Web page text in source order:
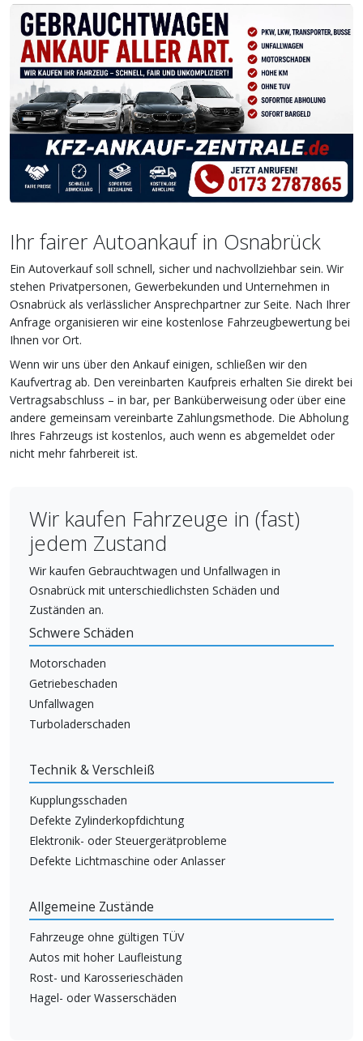
Ihr fairer Autoankauf in Osnabrück
Ein Autoverkauf soll schnell, sicher und nachvollziehbar sein. Wir
stehen Privatpersonen, Gewerbekunden und Unternehmen in
Osnabrück als verlässlicher Ansprechpartner zur Seite. Nach Ihrer
Anfrage organisieren wir eine kostenlose Fahrzeugbewertung bei
Ihnen vor Ort.
Wenn wir uns über den Ankauf einigen, schließen wir den
Kaufvertrag ab. Den vereinbarten Kaufpreis erhalten Sie direkt bei
Vertragsabschluss – in bar, per Banküberweisung oder über eine
andere gemeinsam vereinbarte Zahlungsmethode. Die Abholung
Ihres Fahrzeugs ist kostenlos, auch wenn es abgemeldet oder
nicht mehr fahrbereit ist.
Wir kaufen Fahrzeuge in (fast)
jedem Zustand
Wir kaufen Gebrauchtwagen und Unfallwagen in
Osnabrück mit unterschiedlichsten Schäden und
Zuständen an.
Schwere Schäden
Motorschaden
Getriebeschaden
Unfallwagen
Turboladerschaden
Technik & Verschleiß
Kupplungsschaden
Defekte Zylinderkopfdichtung
Elektronik- oder Steuergerätprobleme
Defekte Lichtmaschine oder Anlasser
Allgemeine Zustände
Fahrzeuge ohne gültigen TÜV
Autos mit hoher Laufleistung
Rost- und Karosserieschäden
Hagel- oder Wasserschäden